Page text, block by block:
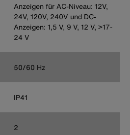
Anzeigen für AC-Niveau: 12V,
24V, 120V, 240V und DC-
Anzeigen: 1,5 V, 9 V, 12 V, >17-
24 V
50/60 Hz
IP41
2